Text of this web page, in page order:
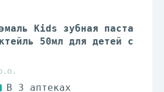
Kids зубная паста
50мл для детей с